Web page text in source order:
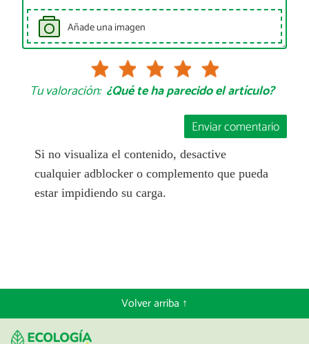
Añade una imagen
Tu valoración: ¿Qué te ha parecido el artículo?
Enviar comentario
Si no visualiza el contenido, desactive
cualquier adblocker o complemento que pueda
estar impidiendo su carga.
Volver arriba ↑